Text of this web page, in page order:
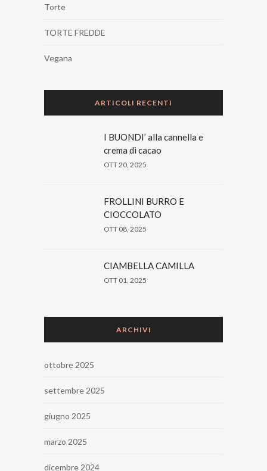
Torte
TORTE FREDDE
Vegana
ARTICOLI RECENTI
I BUONDI’ alla cannella e
crema di cacao
OTT 20, 2025
FROLLINI BURRO E
CIOCCOLATO
OTT 08, 2025
CIAMBELLA CAMILLA
OTT 01, 2025
ARCHIVI
ottobre 2025
settembre 2025
giugno 2025
marzo 2025
dicembre 2024